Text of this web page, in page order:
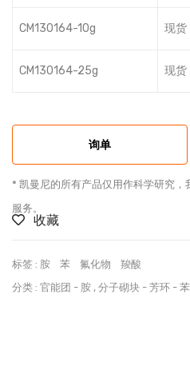
CM130164-10g 现货
CM130164-25g 现货
询单
* 凯曼尼的所有产品仅用作科学研究
服务。
收藏
标签 : 胺 苯 氟化物
羧酸
分类 : 官能团 - 胺 , 分子砌块 - 芳环 - 苯